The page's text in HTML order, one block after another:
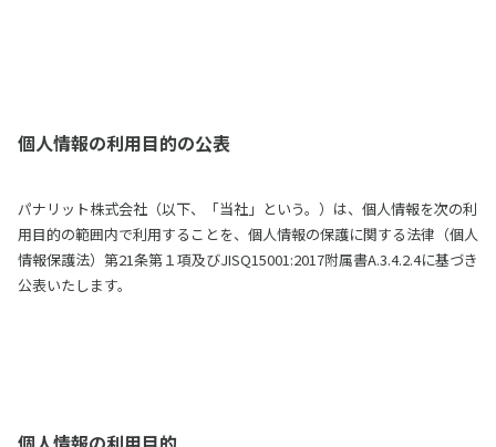
お役立ち記事
企業概要
English
個人情報の利用目的の公表
パナリット株式会社（以下、「当社」という。）は、個人情報を次の利
用目的の範囲内で利用することを、個人情報の保護に関する法律（個人
情報保護法）第21条第１項及びJISQ15001:2017附属書A.3.4.2.4に基づき
公表いたします。